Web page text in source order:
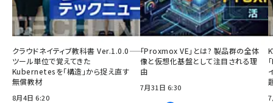
クラウドネイティブ教科書 Ver.1.0.0――
ツール単位で覚えてきた
Kubernetesを「構造」から捉え直す
無償教材
8月4日 6:20
「Proxmox VE」とは? 製品群の全体
像と仮想化基盤として注目される理
由
7月31日 6:30